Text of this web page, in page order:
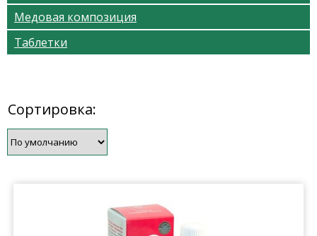
Медовая композиция
Таблетки
Сортировка: